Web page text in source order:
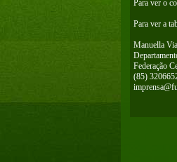
Para ver o
Para ver a
Manuella
Federação
(85)